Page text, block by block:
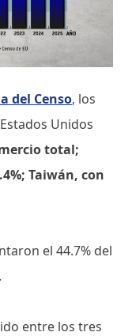
del Censo, los
Unidos
total;
Taiwán, con
el 44.7% del
entre los tres